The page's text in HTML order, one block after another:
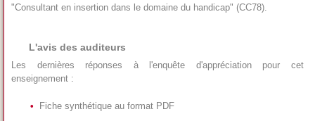
"Consultant en insertion dans le domaine du handicap" (CC78).
L'avis des auditeurs
Les dernières réponses à l'enquête d'appréciation pour cet
enseignement :
Fiche synthétique au format PDF